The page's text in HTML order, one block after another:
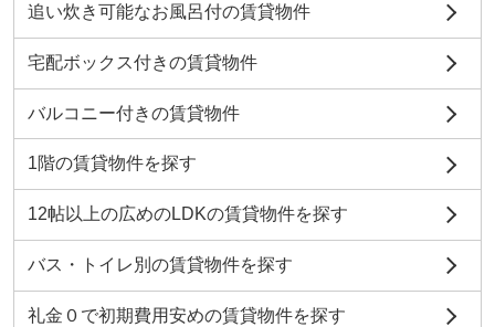
追い炊き可能なお風呂付の賃貸物件
宅配ボックス付きの賃貸物件
バルコニー付きの賃貸物件
1階の賃貸物件を探す
12帖以上の広めのLDKの賃貸物件を探す
バス・トイレ別の賃貸物件を探す
礼金０で初期費用安めの賃貸物件を探す